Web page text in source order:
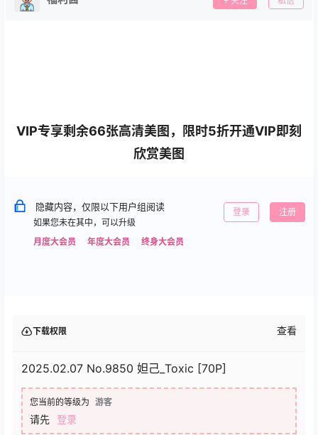
VIP专享剩余66张高清美图，限时5折开通VIP即刻
欣赏美图
隐藏内容，仅限以下用户组阅读
如果您未在其中，可以升级
月度大会员
年度大会员 终身大会员
登录 注册
下载权限 查看
2025.02.07 No.9850 妲己_Toxic [70P]
您当前的等级为 游客
请先 登录